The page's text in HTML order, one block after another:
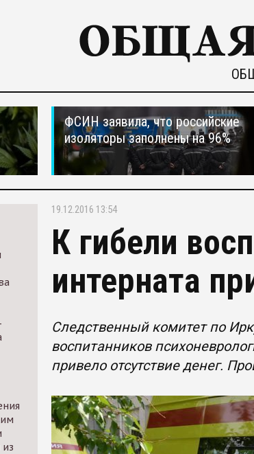
ФСИН заявила, что российские
изоляторы заполнены на 96%
19.12.2016 13:54
К гибели
интерната
Следственный комитет по
воспитанников
привело отсутствие денег.